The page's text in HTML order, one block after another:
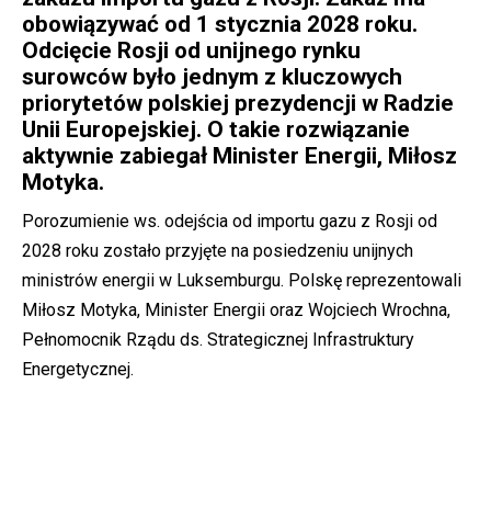
obowiązywać od 1 stycznia 2028 roku.
Odcięcie Rosji od unijnego rynku
surowców było jednym z kluczowych
priorytetów polskiej prezydencji w Radzie
Unii Europejskiej. O takie rozwiązanie
aktywnie zabiegał Minister Energii, Miłosz
Motyka.
Porozumienie ws. odejścia od importu gazu z Rosji od
2028 roku zostało przyjęte na posiedzeniu unijnych
ministrów energii w Luksemburgu. Polskę reprezentowali
Miłosz Motyka, Minister Energii oraz Wojciech Wrochna,
Pełnomocnik Rządu ds. Strategicznej Infrastruktury
Energetycznej.